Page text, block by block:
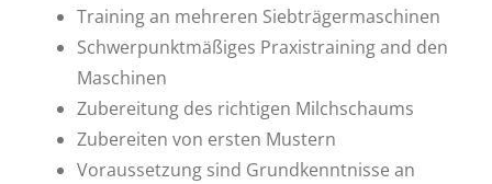
Training an mehreren Siebträgermaschinen
Schwerpunktmäßiges Praxistraining and den
Maschinen
Zubereitung des richtigen Milchschaums
Zubereiten von ersten Mustern
Voraussetzung sind Grundkenntnisse an